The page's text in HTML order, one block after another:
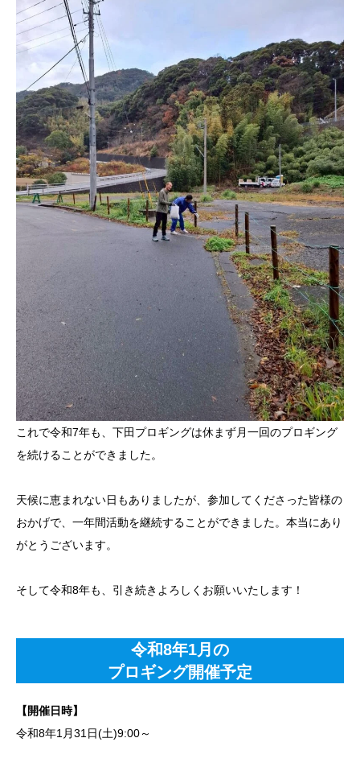
これで令和7年も、下田プロギングは休まず月一回のプロギング
を続けることができました。
天候に恵まれない日もありましたが、参加してくださった皆様の
おかげで、一年間活動を継続することができました。本当にあり
がとうございます。
そして令和8年も、引き続きよろしくお願いいたします！
令和8年1月の
プロギング開催予定
【開催日時】
令和8年1月31日(土)9:00～
目次
雨予報を乗り越えて無事開催
いつもと違うハードなプロギング
令和7年も月一回のペースを守りました
令和8年1月のプロギング開催予定